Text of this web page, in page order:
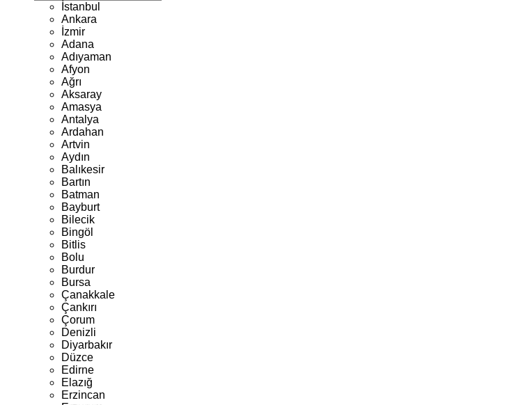
İstanbul
Ankara
İzmir
Adana
Adıyaman
Afyon
Ağrı
Aksaray
Amasya
Antalya
Ardahan
Artvin
Aydın
Balıkesir
Bartın
Batman
Bayburt
Bilecik
Bingöl
Bitlis
Bolu
Burdur
Bursa
Çanakkale
Çankırı
Çorum
Denizli
Diyarbakır
Düzce
Edirne
Elazığ
Erzincan